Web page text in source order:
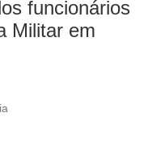
funcionários
Militar em